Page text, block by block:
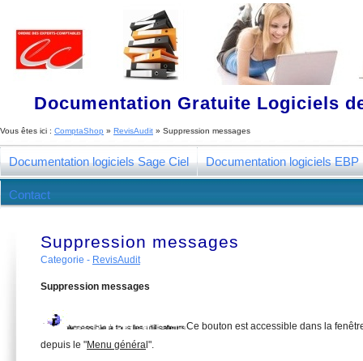
Documentation Gratuite Logiciels
Vous êtes ici : ComptaShop » RevisAudit » Suppression messages
Documentation logiciels Sage Ciel Documentation logiciels EBP
Contact
Suppression messages
Categorie - RevisAudit
Suppression messages
Ce bouton est accessible dans la
depuis le "Menu généra l".